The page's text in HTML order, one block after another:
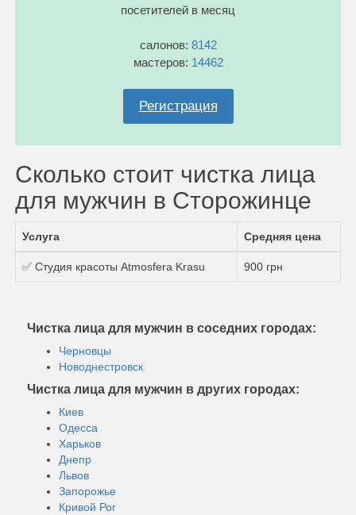
посетителей в месяц
салонов: 8142
мастеров: 14462
Регистрация
Сколько стоит чистка лица
для мужчин в Сторожинце
Услуга Средняя цена
✅ Студия красоты Atmosfera Krasu 900 грн
Чистка лица для мужчин в соседних городах:
Черновцы
Новоднестровск
Чистка лица для мужчин в других городах:
Киев
Одесса
Харьков
Днепр
Львов
Запорожье
Кривой Рог